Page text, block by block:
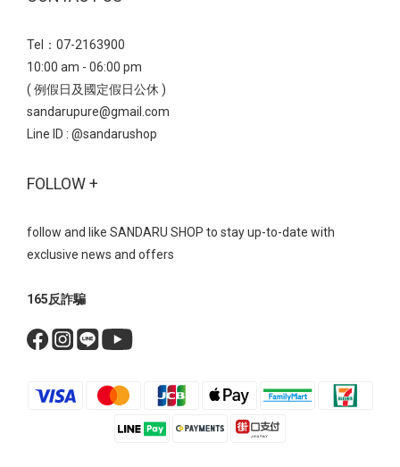
Tel：07-2163900
10:00 am - 06:00 pm
( 例假日及國定假日公休 )
sandarupure@gmail.com
Line ID : @sandarushop
FOLLOW +
follow and like SANDARU SHOP to stay up-to-date with
exclusive news and offers
165反詐騙